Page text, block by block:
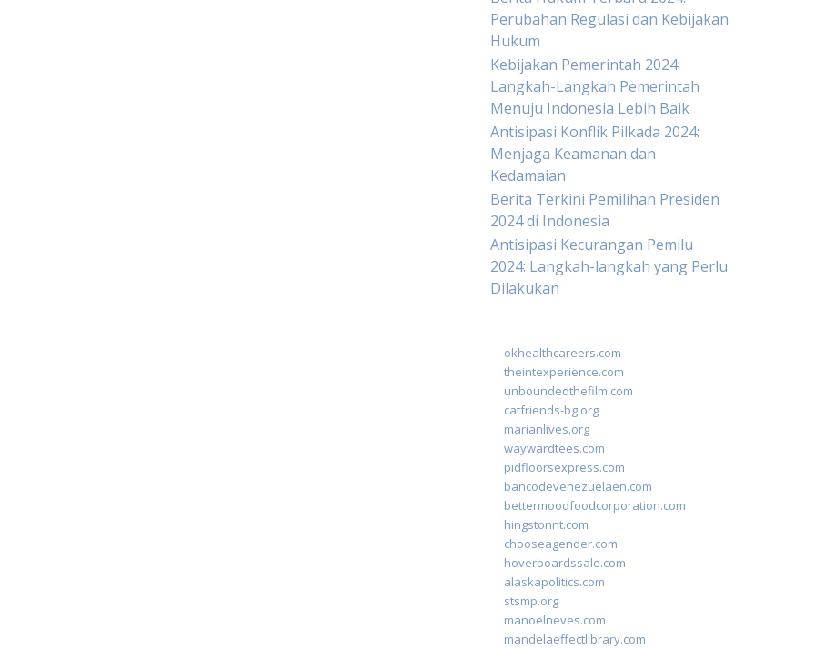
Perubahan Regulasi dan Kebijakan
Hukum
Kebijakan Pemerintah 2024:
Langkah-Langkah Pemerintah
Menuju Indonesia Lebih Baik
Antisipasi Konflik Pilkada 2024:
Menjaga Keamanan dan
Kedamaian
Berita Terkini Pemilihan Presiden
2024 di Indonesia
Antisipasi Kecurangan Pemilu
2024: Langkah-langkah yang Perlu
Dilakukan
okhealthcareers.com
theintexperience.com
unboundedthefilm.com
catfriends-bg.org
marianlives.org
waywardtees.com
pidfloorsexpress.com
bancodevenezuelaen.com
bettermoodfoodcorporation.com
hingstonnt.com
chooseagender.com
hoverboardssale.com
alaskapolitics.com
stsmp.org
manoelneves.com
mandelaeffectlibrary.com